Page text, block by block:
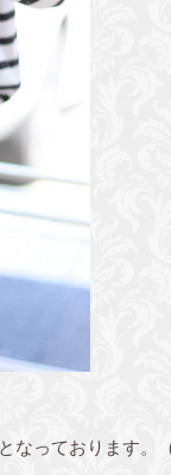
なっております。（